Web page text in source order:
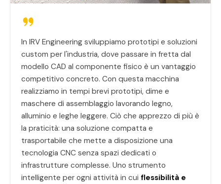
In IRV Engineering sviluppiamo prototipi e soluzioni
custom per l'industria, dove passare in fretta dal
modello CAD al componente fisico è un vantaggio
competitivo concreto. Con questa macchina
realizziamo in tempi brevi prototipi, dime e
maschere di assemblaggio lavorando legno,
alluminio e leghe leggere. Ciò che apprezzo di più è
la praticità: una soluzione compatta e
trasportabile che mette a disposizione una
tecnologia CNC senza spazi dedicati o
infrastrutture complesse. Uno strumento
intelligente per ogni attività in cui flessibilità e